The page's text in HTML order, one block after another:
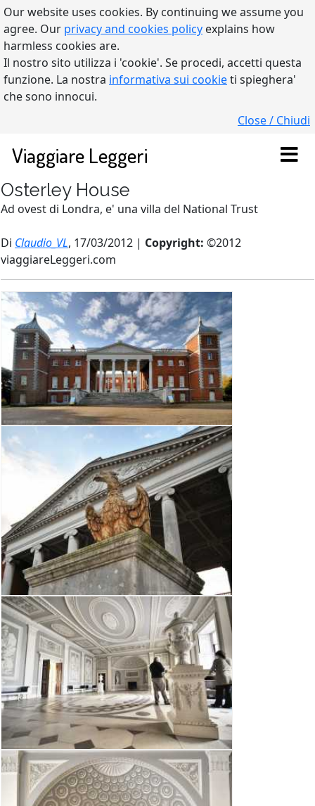
Our website uses cookies. By continuing we assume you
agree. Our privacy and cookies policy explains how
harmless cookies are.
Il nostro sito utilizza i 'cookie'. Se procedi, accetti questa
funzione. La nostra informativa sui cookieti spieghera'
che sono innocui.
Close / Chiudi
Viaggiare Leggeri
Osterley House
Ad ovest di Londra, e' una villa del National Trust
Di Claudio_VL, 17/03/2012 | Copyright: ©2012
viaggiareLeggeri.com